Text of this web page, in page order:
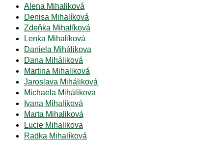
Alena Mihaliková
Denisa Mihalíková
Zdeňka Mihalíková
Lenka Mihalíková
Daniela Mihálikova
Dana Miháliková
Martina Mihaliková
Jaroslava Miháliková
Michaela Mihálikova
Ivana Mihalíková
Marta Mihaliková
Lucie Mihalikova
Radka Mihalíková